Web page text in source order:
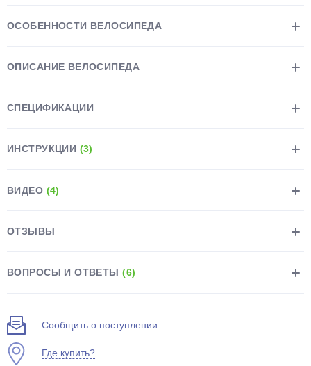
ОСОБЕННОСТИ ВЕЛОСИПЕДА
ОПИСАНИЕ ВЕЛОСИПЕДА
СПЕЦИФИКАЦИИ
ИНСТРУКЦИИ (3)
ВИДЕО (4)
ОТЗЫВЫ
ВОПРОСЫ И ОТВЕТЫ(6)
Сообщить о поступлении
Где купить?